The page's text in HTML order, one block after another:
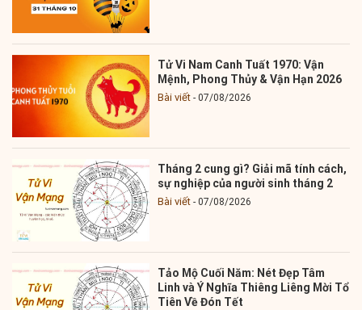
Tử Vi Nam Canh Tuất 1970: Vận
Mệnh, Phong Thủy & Vận Hạn 2026
Bài viết 07/08/2026
Tháng 2 cung gì? Giải mã tính cách,
sự nghiệp của người sinh tháng 2
Bài viết 07/08/2026
Tảo Mộ Cuối Năm: Nét Đẹp Tâm
Linh và Ý Nghĩa Thiêng Liêng Mời Tổ
Tiên Về Đón Tết